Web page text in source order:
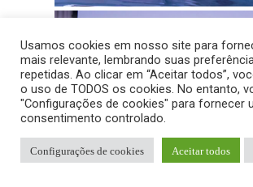
Usamos cookies em nosso site para
mais relevante, lembrando suas
repetidas. Ao clicar em “Aceitar todos”,
o uso de TODOS os cookies. No entanto,
"Configurações de cookies" para fornecer
consentimento controlado.
Configurações de cookies Aceitar todos